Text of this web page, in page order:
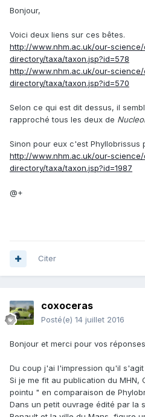
Bonjour,
Voici deux liens sur ces bêtes.
http://www.nhm.ac.uk/our-
directory/taxa/taxon.jsp?id=578
http://www.nhm.ac.uk/our-
directory/taxa/taxon.jsp?id=570
Selon ce qui est dit dessus, il
rapproché tous les deux de
Sinon pour eux c'est Phyllobrissus
http://www.nhm.ac.uk/our-
directory/taxa/taxon.jsp?id=1987
@+
Citer
coxoceras
Posté(e) 14 juillet 2016
Bonjour et merci pour vos
Du coup j'ai l'impression qu'il
Si je me fit au publication du MHN,
pointu " en comparaison de
Dans un petit ouvrage édité par la